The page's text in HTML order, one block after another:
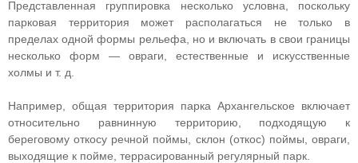
Представленная группировка несколько условна, поскольку
парковая территория может располагаться не только в
пределах одной формы рельефа, но и включать в свои границы
несколько форм — овраги, естественные и искусственные
холмы и т. д.
Например, общая территория парка Архангельское включает
относительно равнинную территорию, подходящую к
береговому откосу речной поймы, склон (откос) поймы, овраги,
выходящие к пойме, террасированный регулярный парк.